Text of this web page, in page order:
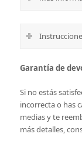
Garantía de
Si no estás
incorrecta o has
medias y te
más detalles,